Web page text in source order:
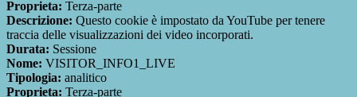
Proprieta: Terza-parte
Descrizione: Questo cookie è impostato da YouTube per tenere
traccia delle visualizzazioni dei video incorporati.
Durata: Sessione
Nome: VISITOR_INFO1_LIVE
Tipologia: analitico
Proprieta: Terza-parte